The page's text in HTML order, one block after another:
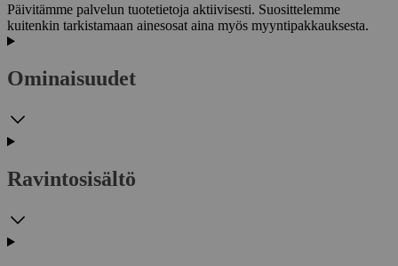
Päivitämme palvelun tuotetietoja aktiivisesti. Suosittelemme
kuitenkin tarkistamaan ainesosat aina myös myyntipakkauksesta.
Ominaisuudet
Ravintosisältö